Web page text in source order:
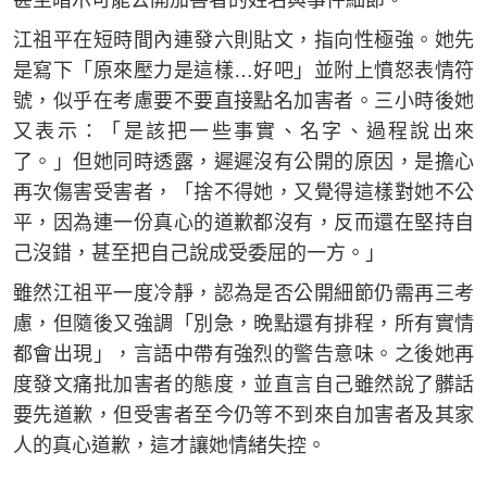
江祖平在短時間內連發六則貼文，指向性極強。她先
是寫下「原來壓力是這樣…好吧」並附上憤怒表情符
號，似乎在考慮要不要直接點名加害者。三小時後她
又表示：「是該把一些事實、名字、過程說出來
了。」但她同時透露，遲遲沒有公開的原因，是擔心
再次傷害受害者，「捨不得她，又覺得這樣對她不公
平，因為連一份真心的道歉都沒有，反而還在堅持自
己沒錯，甚至把自己說成受委屈的一方。」
雖然江祖平一度冷靜，認為是否公開細節仍需再三考
慮，但隨後又強調「別急，晚點還有排程，所有實情
都會出現」，言語中帶有強烈的警告意味。之後她再
度發文痛批加害者的態度，並直言自己雖然說了髒話
要先道歉，但受害者至今仍等不到來自加害者及其家
人的真心道歉，這才讓她情緒失控。